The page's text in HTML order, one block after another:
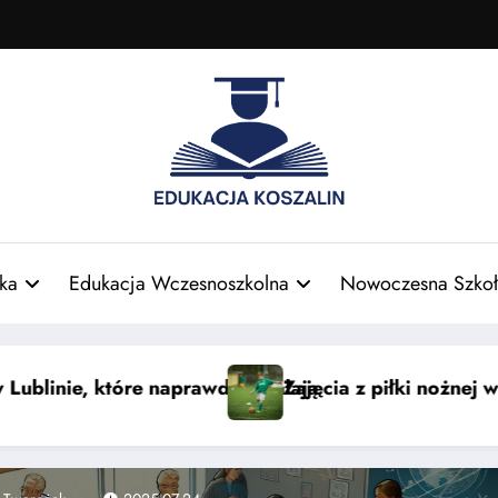
Edukacja Wczesnoszkolna Nowoczesna
dla dzieci — nauka i zabawaSmaki świata: azjatyckie